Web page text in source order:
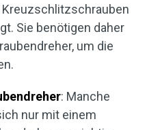
Sie benötigen daher
um die
: Manche
nur mit einem